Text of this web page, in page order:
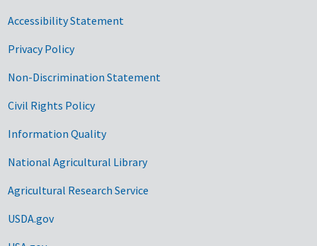
Accessibility Statement
Privacy Policy
Non-Discrimination Statement
Civil Rights Policy
Information Quality
National Agricultural Library
Agricultural Research Service
USDA.gov